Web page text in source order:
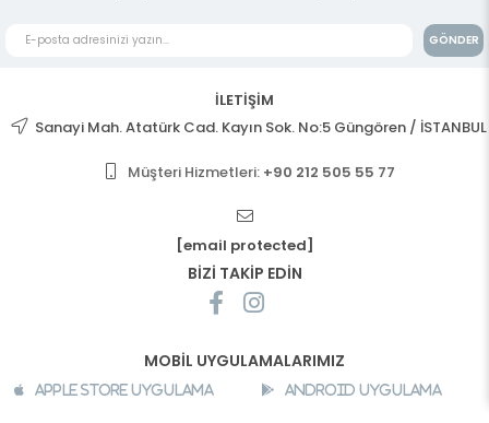
GÖNDER
İLETİŞİM
Sanayi Mah. Atatürk Cad. Kayın Sok. No:5 Güngören / İSTANBUL
Müşteri Hizmetleri: +90 212 505 55 77
[email protected]
BİZİ TAKİP EDİN
MOBİL UYGULAMALARIMIZ
Apple Store Uygulama Android Uygulama